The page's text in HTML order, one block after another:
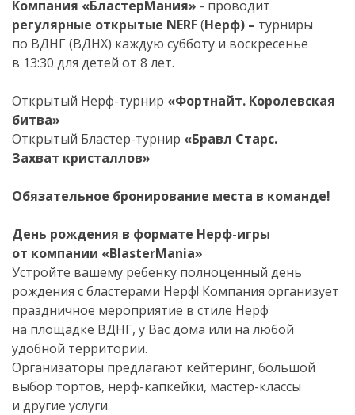
Компания «БластерМания» - проводит
регулярные открытые NERF(Нерф) – турниры
по ВДНГ (ВДНХ) каждую субботу и воскресенье
в 13:30 для детей от 8 лет.
Открытый Нерф-турнир «Фортнайт. Королевская
битва»
Открытый Бластер-турнир «Бравл Старс.
Захват кристаллов»
Обязательное бронирование места в команде!
День рождения в формате Нерф-игры
от компании «BlasterMania»
Устройте вашему ребенку полноценный день
рождения с бластерами Нерф! Компания организует
праздничное мероприятие в стиле Нерф
на площадке ВДНГ, у Вас дома или на любой
удобной территории.
Организаторы предлагают кейтеринг, большой
выбор тортов, нерф-капкейки, мастер-классы
и другие услуги.